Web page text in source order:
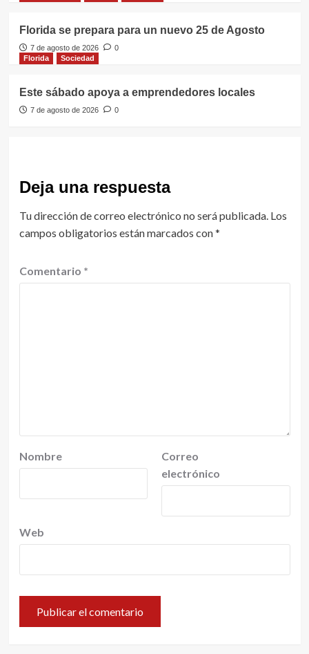
Florida se prepara para un nuevo 25 de Agosto
7 de agosto de 2026
0
Florida
Sociedad
Este sábado apoya a emprendedores locales
7 de agosto de 2026 0
Deja una respuesta
Tu dirección de correo electrónico no será publicada. Los
campos obligatorios están marcados con*
Comentario *
Nombre
Correo
electrónico
Web